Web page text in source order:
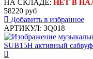
НА СКЛАДЕ: НЕТ В
58220 руб
Добавить в избранное
АРТИКУЛ: 3Q018